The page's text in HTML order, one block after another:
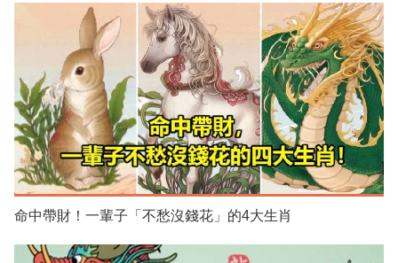
命中帶財！一輩子「不愁沒錢花」的4大生肖